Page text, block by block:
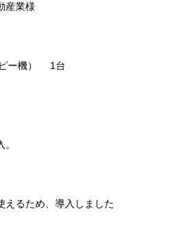
産業様
ピー機） 1台
えるため、導入しました